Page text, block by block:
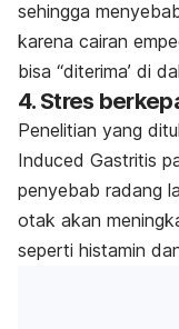
sehingga
karena cairan
bisa “diterima’ di
4. Stres
Penelitian yang
Induced Gastritis
penyebab radang
otak akan
seperti histamin